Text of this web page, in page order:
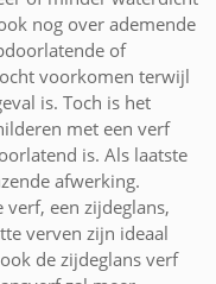
nog over ademende
of
voorkomen terwijl
is. Toch is het
met een verf
is. Als laatste
afwerking.
een zijdeglans,
verven zijn ideaal
de zijdeglans verf